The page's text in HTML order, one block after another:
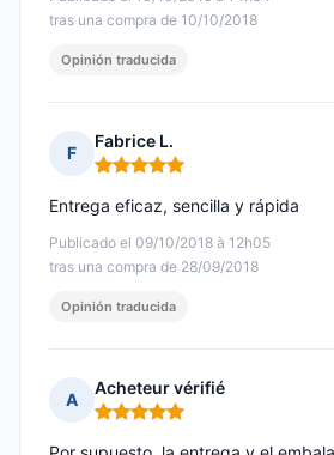
tras una compra de 10/10/2018
Opinión traducida
F
Fabrice L.
Nota: 5 de 5
Publicado el 09/10/2018 à 12h05
tras una compra de 28/09/2018
Entrega eficaz, sencilla y rápida
Opinión traducida
A
Acheteur vérifié
Nota: 5 de 5